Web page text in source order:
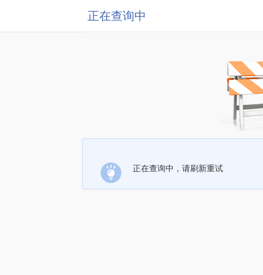
正在查询中
正在查询中，请刷新重试